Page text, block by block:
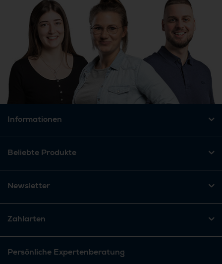
Informationen
Beliebte Produkte
Newsletter
Zahlarten
Persönliche Expertenberatung